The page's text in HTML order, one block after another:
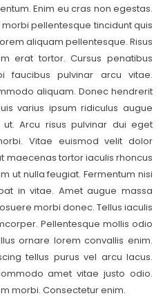
Enim eu cras non egestas.
pellentesque tincidunt quis
aliquam pellentesque. Risus
erat tortor. Cursus penatibus
faucibus pulvinar arcu vitae.
aliquam. Donec hendrerit
varius ipsum ridiculus augue
Arcu risus pulvinar dui eget
Vitae euismod velit dolor
maecenas tortor iaculis rhoncus
ut nulla feugiat. Fermentum nisi
in vitae. Amet augue massa
morbi donec. Tellus iaculis
Pellentesque mollis odio
ornare lorem convallis enim.
tellus purus vel arcu lacus.
amet vitae justo odio.
morbi. Consectetur enim.